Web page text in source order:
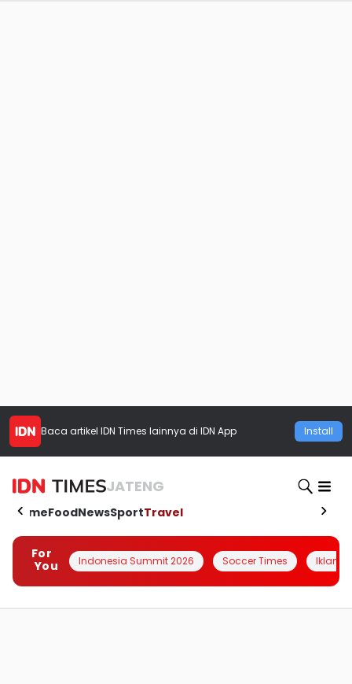
Baca artikel IDN Times lainnya di IDN App Install
JATENG
HomeFoodNewsSportTravel
For
You
Indonesia Summit 2026 Soccer Times Iklanin